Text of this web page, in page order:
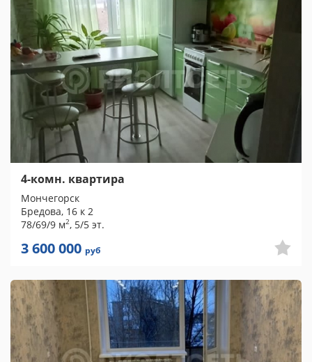
4-комн. квартира
Мончегорск
Бредова, 16 к 2
78/69/9 м2, 5/5 эт.
3 600 000 руб